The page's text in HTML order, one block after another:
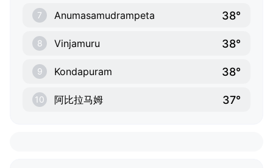
7 Anumasamudrampeta 38°
8 Vinjamuru 38°
9 Kondapuram 38°
10 阿比拉马姆 37°